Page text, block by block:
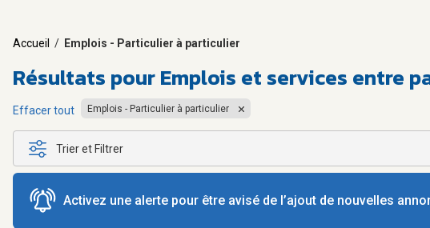
Accueil / Emplois - Particulier à particulier
Résultats pourEmplois et services entre
Effacer tout Emplois - Particulier à particulier
Trier et Filtrer
Activez une alerte pour être avisé de l’ajout de nouvelles